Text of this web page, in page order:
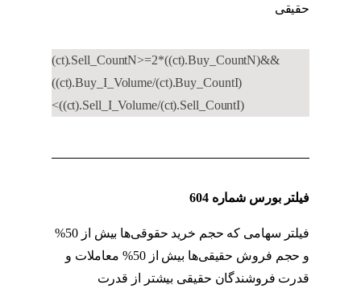
حقیقی
(ct).Sell_CountN>=2*((ct).Buy_CountN)&&
((ct).Buy_I_Volume/(ct).Buy_CountI)
<((ct).Sell_I_Volume/(ct).Sell_CountI)
فیلتر بورس شماره 604
فیلتر سهامی که حجم خرید حقوقی‌ها بیش از 50%
و حجم فروش حقیقی‌ها بیش از 50% معاملات و
قدرت فروشندگان حقیقی بیشتر از قدرت